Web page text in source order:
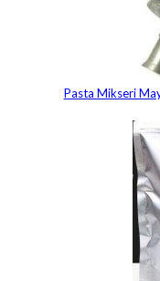
Pasta Mikseri